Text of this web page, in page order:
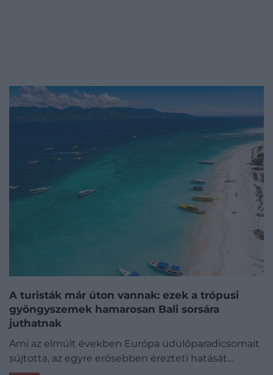
A turisták már úton vannak: ezek a trópusi
gyöngyszemek hamarosan Bali sorsára
juthatnak
Ami az elmúlt években Európa üdülőparadicsomait
sújtotta, az egyre erősebben érezteti hatását…